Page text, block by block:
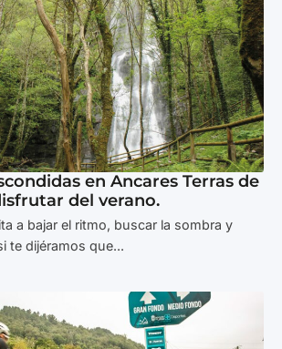
en Ancares Terras de
del verano.
a bajar el ritmo, buscar la sombra y
te dijéramos que...